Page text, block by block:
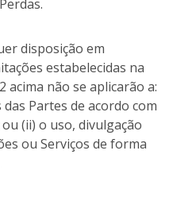
disposição em
estabelecidas na
acima não se aplicarão a:
Partes de acordo com
(ii) o uso, divulgação
ou Serviços de forma